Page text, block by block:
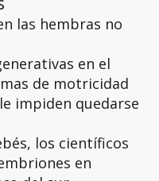
las hembras no
en el
de motricidad
impiden quedarse
los científicos
en